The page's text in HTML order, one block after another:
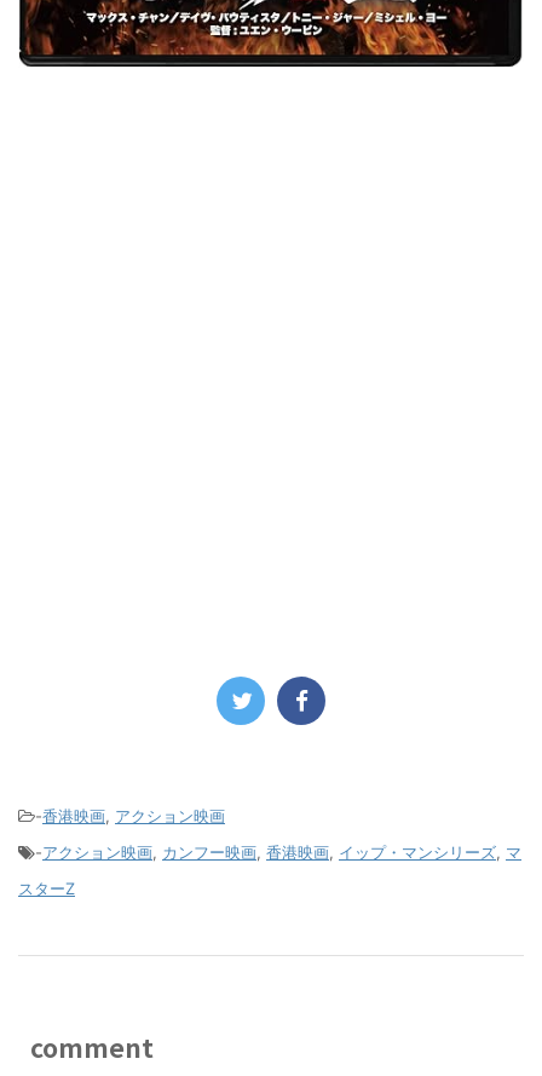
-香港映画, アクション映画
-アクション映画, カンフー映画, 香港映画, イップ・マンシリーズ, マ
スターZ
comment